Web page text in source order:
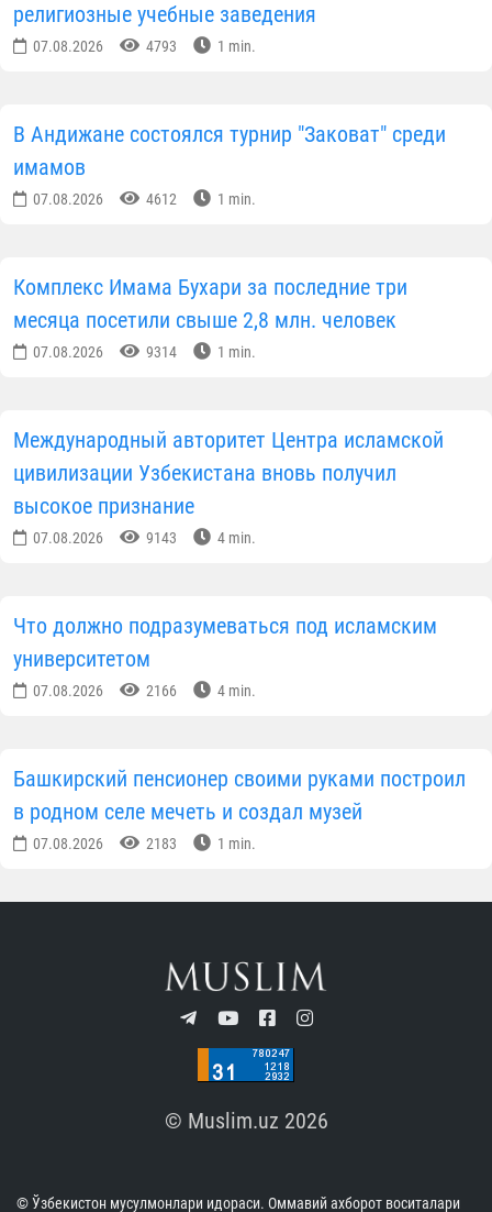
религиозные учебные заведения
07.08.2026 4793 1 min.
В Андижане состоялся турнир "Заковат" среди
имамов
07.08.2026 4612 1 min.
Комплекс Имама Бухари за последние три
месяца посетили свыше 2,8 млн. человек
07.08.2026 9314 1 min.
Международный авторитет Центра исламской
цивилизации Узбекистана вновь получил
высокое признание
07.08.2026 9143 4 min.
Что должно подразумеваться под исламским
университетом
07.08.2026 2166 4 min.
Башкирский пенсионер своими руками построил
в родном селе мечеть и создал музей
07.08.2026 2183 1 min.
© Muslim.uz 2026
© Ўзбекистон мусулмонлари идораси. Оммавий ахборот воситалари